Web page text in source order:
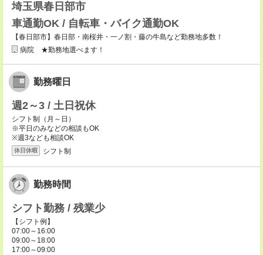
埼玉県春日部市
車通勤OK / 自転車・バイク通勤OK
【春日部市】春日部・南桜井・一ノ割・藤の牛島など勤務地多数！
病院 ★勤務地選べます！
勤務曜日
週2～3 / 土日祝休
シフト制（月～日）
※平日のみなどの相談もOK
※週3なども相談OK
休日休暇 シフト制
勤務時間
シフト勤務 / 残業少
【シフト例】
07:00～16:00
09:00～18:00
17:00～09:00